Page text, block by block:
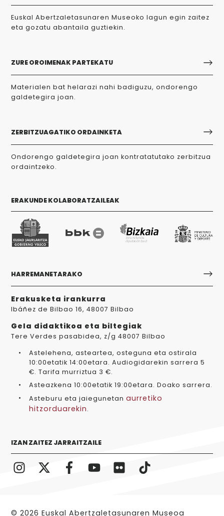
Euskal Abertzaletasunaren Museoko lagun egin zaitez
eta gozatu abantaila guztiekin.
ZURE OROIMENAK PARTEKATU
Materialen bat helarazi nahi badiguzu, ondorengo
galdetegira joan.
ZERBITZUAGATIKO ORDAINKETA
Ondorengo galdetegira joan kontratatutako zerbitzua
ordaintzeko.
ERAKUNDE KOLABORATZAILEAK
HARREMANETARAKO
Erakusketa irankurra
Ibáñez de Bilbao 16, 48007 Bilbao
Gela didaktikoa eta biltegiak
Tere Verdes pasabidea, z/g 48007 Bilbao
Astelehena, asteartea, osteguna eta ostirala
10:00etatik 14:00etara. Audiogidarekin sarrera 5
€. Tarifa murriztua 3 €.
Asteazkena 10:00etatik 19:00etara. Doako sarrera.
Asteburu eta jaiegunetan aurretiko
hitzorduarekin.
IZAN ZAITEZ JARRAITZAILE
© 2026 Euskal Abertzaletasunaren Museoa